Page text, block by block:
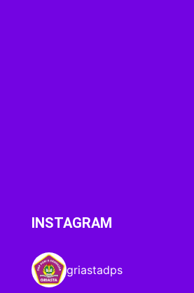
INSTAGRAM
griastadps